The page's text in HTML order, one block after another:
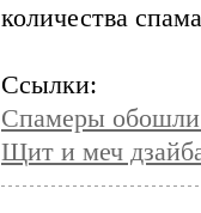
количества
Ссылки:
Спамеры
Щит и меч